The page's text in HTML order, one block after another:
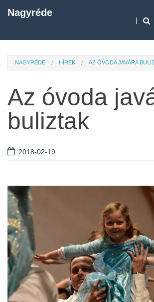
Nagyréde
NAGYRÉDE HÍREK AZ ÓVODA JAVÁRA
Az óvoda
buliztak
2018-02-19